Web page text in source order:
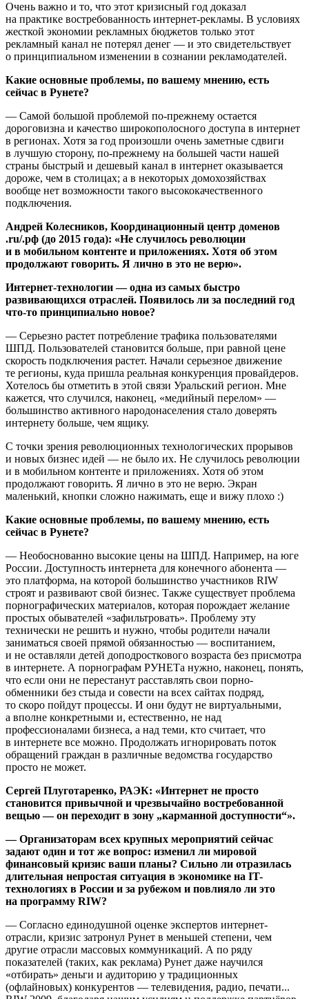
Очень важно и то, что этот кризисный год доказал
на практике востребованность интернет-рекламы. В условиях
жесткой экономии рекламных бюджетов только этот
рекламный канал не потерял денег — и это свидетельствует
о принципиальном изменении в сознании рекламодателей.
Какие основные проблемы, по вашему мнению, есть
сейчас в Рунете?
— Самой большой проблемой по-прежнему остается
дороговизна и качество широкополосного доступа в интернет
в регионах. Хотя за год произошли очень заметные сдвиги
в лучшую сторону, по-прежнему на большей части нашей
страны быстрый и дешевый канал в интернет оказывается
дороже, чем в столицах; а в некоторых домохозяйствах
вообще нет возможности такого высококачественного
подключения.
Андрей Колесников, Координационный центр доменов
.ru/.рф (до 2015 года): «Не случилось революции
и в мобильном контенте и приложениях. Хотя об этом
продолжают говорить. Я лично в это не верю».
Интернет-технологии — одна из самых быстро
развивающихся отраслей. Появилось ли за последний год
что-то принципиально новое?
— Серьезно растет потребление трафика пользователями
ШПД. Пользователей становится больше, при равной цене
скорость подключения растет. Начали серьезное движение
те регионы, куда пришла реальная конкуренция провайдеров.
Хотелось бы отметить в этой связи Уральский регион. Мне
кажется, что случился, наконец, «медийный перелом» —
большинство активного народонаселения стало доверять
интернету больше, чем ящику.
С точки зрения революционных технологических прорывов
и новых бизнес идей — не было их. Не случилось революции
и в мобильном контенте и приложениях. Хотя об этом
продолжают говорить. Я лично в это не верю. Экран
маленький, кнопки сложно нажимать, еще и вижу плохо :)
Какие основные проблемы, по вашему мнению, есть
сейчас в Рунете?
— Необоснованно высокие цены на ШПД. Например, на юге
России. Доступность интернета для конечного абонента —
это платформа, на которой большинство участников RIW
строят и развивают свой бизнес. Также существует проблема
порнографических материалов, которая порождает желание
простых обывателей «зафильтровать». Проблему эту
технически не решить и нужно, чтобы родители начали
заниматься своей прямой обязанностью — воспитанием,
и не оставляли детей доподросткового возраста без присмотра
в интернете. А порнографам РУНЕТа нужно, наконец, понять,
что если они не перестанут расставлять свои порно-
обменники без стыда и совести на всех сайтах подряд,
то скоро пойдут процессы. И они будут не виртуальными,
а вполне конкретными и, естественно, не над
профессионалами бизнеса, а над теми, кто считает, что
в интернете все можно. Продолжать игнорировать поток
обращений граждан в различные ведомства государство
просто не может.
Сергей Плуготаренко, РАЭК: «Интернет не просто
становится привычной и чрезвычайно востребованной
вещью — он переходит в зону „карманной доступности“».
— Организаторам всех крупных мероприятий сейчас
задают один и тот же вопрос: изменил ли мировой
финансовый кризис ваши планы? Сильно ли отразилась
длительная непростая ситуация в экономике на IT-
технологиях в России и за рубежом и повлияло ли это
на программу RIW?
— Согласно единодушной оценке экспертов интернет-
отрасли, кризис затронул Рунет в меньшей степени, чем
другие отрасли массовых коммуникаций. А по ряду
показателей (таких, как реклама) Рунет даже научился
«отбирать» деньги и аудиторию у традиционных
(офлайновых) конкурентов — телевидения, радио, печати...